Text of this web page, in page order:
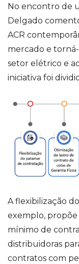
No encontro de
Delgado
ACR
mercado e
setor elétrico e
iniciativa foi
A flexibilização
exemplo,
mínimo de
distribuidoras
contratos com